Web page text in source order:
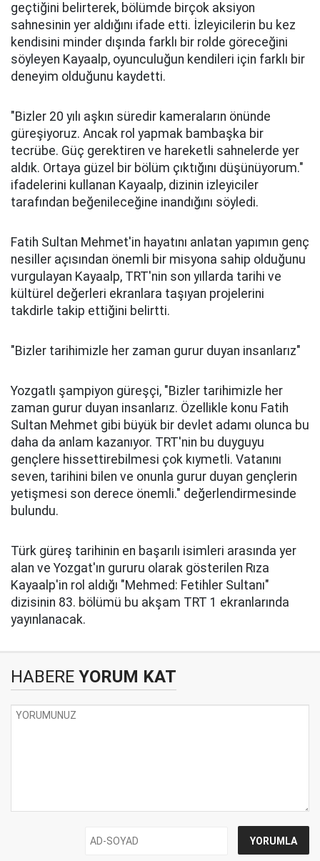
geçtiğini belirterek, bölümde birçok aksiyon
sahnesinin yer aldığını ifade etti. İzleyicilerin bu kez
kendisini minder dışında farklı bir rolde göreceğini
söyleyen Kayaalp, oyunculuğun kendileri için farklı bir
deneyim olduğunu kaydetti.
"Bizler 20 yılı aşkın süredir kameraların önünde
güreşiyoruz. Ancak rol yapmak bambaşka bir
tecrübe. Güç gerektiren ve hareketli sahnelerde yer
aldık. Ortaya güzel bir bölüm çıktığını düşünüyorum."
ifadelerini kullanan Kayaalp, dizinin izleyiciler
tarafından beğenileceğine inandığını söyledi.
Fatih Sultan Mehmet'in hayatını anlatan yapımın genç
nesiller açısından önemli bir misyona sahip olduğunu
vurgulayan Kayaalp, TRT'nin son yıllarda tarihi ve
kültürel değerleri ekranlara taşıyan projelerini
takdirle takip ettiğini belirtti.
"Bizler tarihimizle her zaman gurur duyan insanlarız"
Yozgatlı şampiyon güreşçi, "Bizler tarihimizle her
zaman gurur duyan insanlarız. Özellikle konu Fatih
Sultan Mehmet gibi büyük bir devlet adamı olunca bu
daha da anlam kazanıyor. TRT'nin bu duyguyu
gençlere hissettirebilmesi çok kıymetli. Vatanını
seven, tarihini bilen ve onunla gurur duyan gençlerin
yetişmesi son derece önemli." değerlendirmesinde
bulundu.
Türk güreş tarihinin en başarılı isimleri arasında yer
alan ve Yozgat'ın gururu olarak gösterilen Rıza
Kayaalp'in rol aldığı "Mehmed: Fetihler Sultanı"
dizisinin 83. bölümü bu akşam TRT 1 ekranlarında
yayınlanacak.
HABERE YORUM KAT